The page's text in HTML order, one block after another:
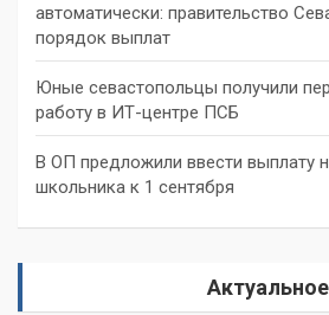
автоматически: правительство
порядок выплат
Юные севастопольцы получили
работу в ИТ-центре ПСБ
В ОП предложили ввести выплату
школьника к 1 сентября
Актуальное